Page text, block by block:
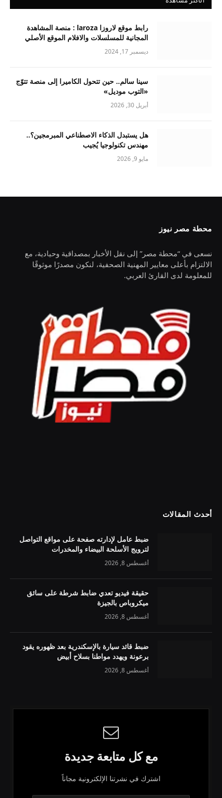
رابط موقع لاروزا laroza : منصة المشاهدة
المجانية للمسلسلات والافلام الموقع الأصلي
ديسمبر 17, 2024
سينا سالم.. حين تتحول الكاميرا إلى منصة تتوّج
«التوب موديل»
أبريل 30, 2026
هل يستبدل الذكاء الاصطناعي المبرمجين؟..
مهندس تكنولوجيا يُجيب
مايو 9, 2026
محطة مصر نيوز
نسعى في “محطة مصر” إلى نقل الأخبار بمصداقية وحيادية، مع
الالتزام بأعلى معايير المهنية الصحفية، لنكون مصدرًا موثوقًا
للمعلومة لدى القارئ العربي.
أحدث المقالات
ضبط عامل لإدارته صفحة على مواقع التواصل
لترويج الأسلحة البيضاء والمخدرات
أغسطس 8, 2026
حقيقة فيديو تعدي ضابط شرطة على سائق
ميكروباص بالجيزة
أغسطس 8, 2026
ضبط قائد سيارة بالإسكندرية بعد ظهوره يقود
برعونة ويهدد مواطنا بسلاح أبيض
أغسطس 8, 2026
مع كل متابعة جديدة
اشترك في نشرتنا الإلكترونية مجاناً